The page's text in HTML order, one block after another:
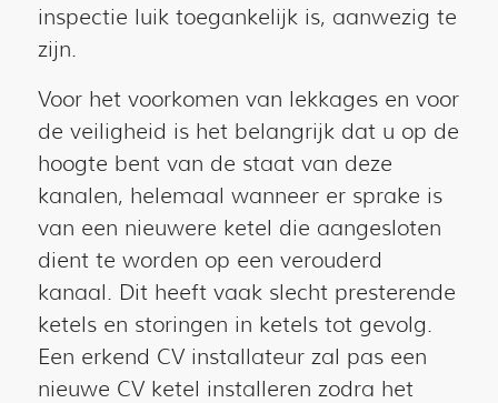
inspectie luik toegankelijk is, aanwezig te
zijn.
Voor het voorkomen van lekkages en voor
de veiligheid is het belangrijk dat u op de
hoogte bent van de staat van deze
kanalen, helemaal wanneer er sprake is
van een nieuwere ketel die aangesloten
dient te worden op een verouderd
kanaal. Dit heeft vaak slecht presterende
ketels en storingen in ketels tot gevolg.
Een erkend CV installateur zal pas een
nieuwe CV ketel installeren zodra het